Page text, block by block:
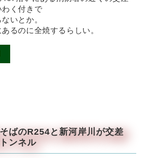
わく付きで
いとか。
るのに全焼するらしい。
ばのR254と新河岸川が交差
ンネル